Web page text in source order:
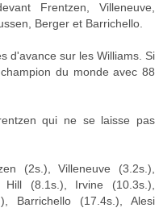
Frentzen, Villeneuve,
Berger et Barrichello.
d'avance sur les Williams. Si
du monde avec 88
qui ne se laisse pas
(2s.), Villeneuve (3.2s.),
(8.1s.), Irvine (10.3s.),
Barrichello (17.4s.), Alesi